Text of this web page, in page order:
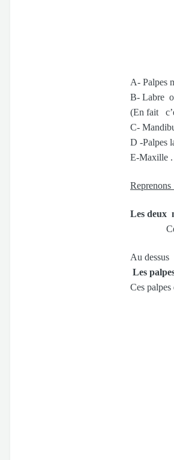
A- Palpes
B- Labre
(En fait
C-
D -Palpes
E-Maxille .
Reprenons
Les deux
Ce sont
Au dessus
Les
Ces